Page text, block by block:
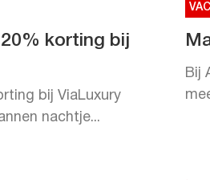
20% korting bij
bij ViaLuxury
nachtje...
Bij